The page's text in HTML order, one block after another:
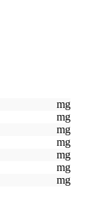
mg
mg
mg
mg
mg
mg
mg